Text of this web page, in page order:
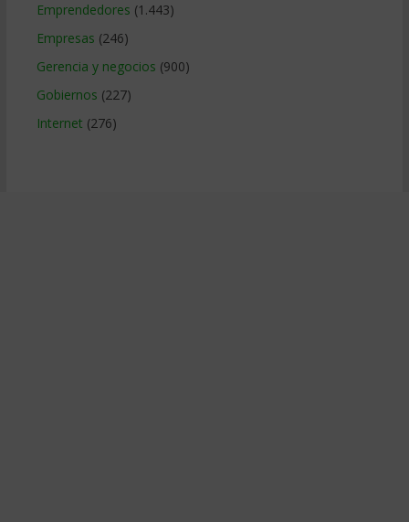
Emprendedores (1.443)
Empresas (246)
Gerencia y negocios (900)
Gobiernos (227)
Internet (276)